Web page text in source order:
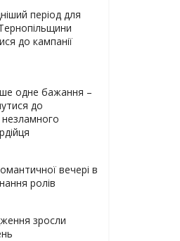
період для
до кампанії
одне бажання –
до
незламного
вечері в
ролів
зросли